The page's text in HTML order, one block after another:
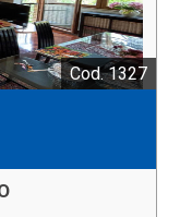
Cod. 1327